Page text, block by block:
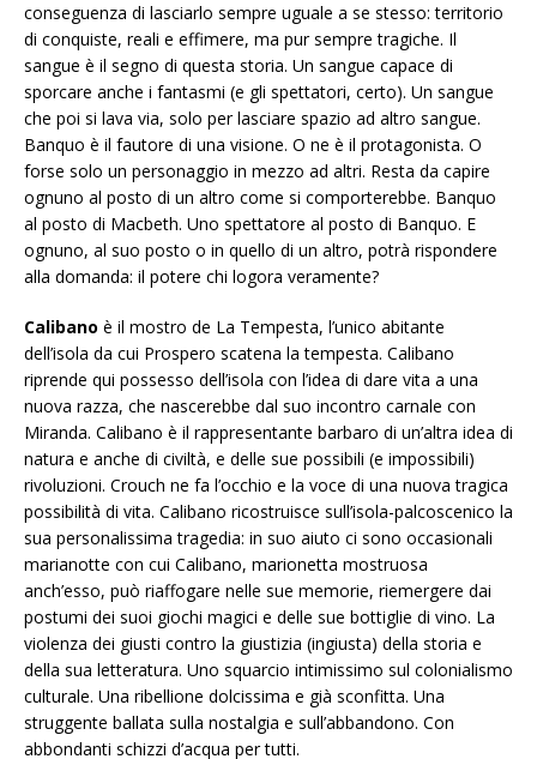
conseguenza di lasciarlo sempre uguale a se stesso: territorio
di conquiste, reali e effimere, ma pur sempre tragiche. Il
sangue è il segno di questa storia. Un sangue capace di
sporcare anche i fantasmi (e gli spettatori, certo). Un sangue
che poi si lava via, solo per lasciare spazio ad altro sangue.
Banquo è il fautore di una visione. O ne è il protagonista. O
forse solo un personaggio in mezzo ad altri. Resta da capire
ognuno al posto di un altro come si comporterebbe. Banquo
al posto di Macbeth. Uno spettatore al posto di Banquo. E
ognuno, al suo posto o in quello di un altro, potrà rispondere
alla domanda: il potere chi logora veramente?
Calibano è il mostro de La Tempesta, l’unico abitante
dell’isola da cui Prospero scatena la tempesta. Calibano
riprende qui possesso dell’isola con l’idea di dare vita a una
nuova razza, che nascerebbe dal suo incontro carnale con
Miranda. Calibano è il rappresentante barbaro di un’altra idea di
natura e anche di civiltà, e delle sue possibili (e impossibili)
rivoluzioni. Crouch ne fa l’occhio e la voce di una nuova tragica
possibilità di vita. Calibano ricostruisce sull’isola-palcoscenico la
sua personalissima tragedia: in suo aiuto ci sono occasionali
marianotte con cui Calibano, marionetta mostruosa
anch’esso, può riaffogare nelle sue memorie, riemergere dai
postumi dei suoi giochi magici e delle sue bottiglie di vino. La
violenza dei giusti contro la giustizia (ingiusta) della storia e
della sua letteratura. Uno squarcio intimissimo sul colonialismo
culturale. Una ribellione dolcissima e già sconfitta. Una
struggente ballata sulla nostalgia e sull’abbandono. Con
abbondanti schizzi d’acqua per tutti.